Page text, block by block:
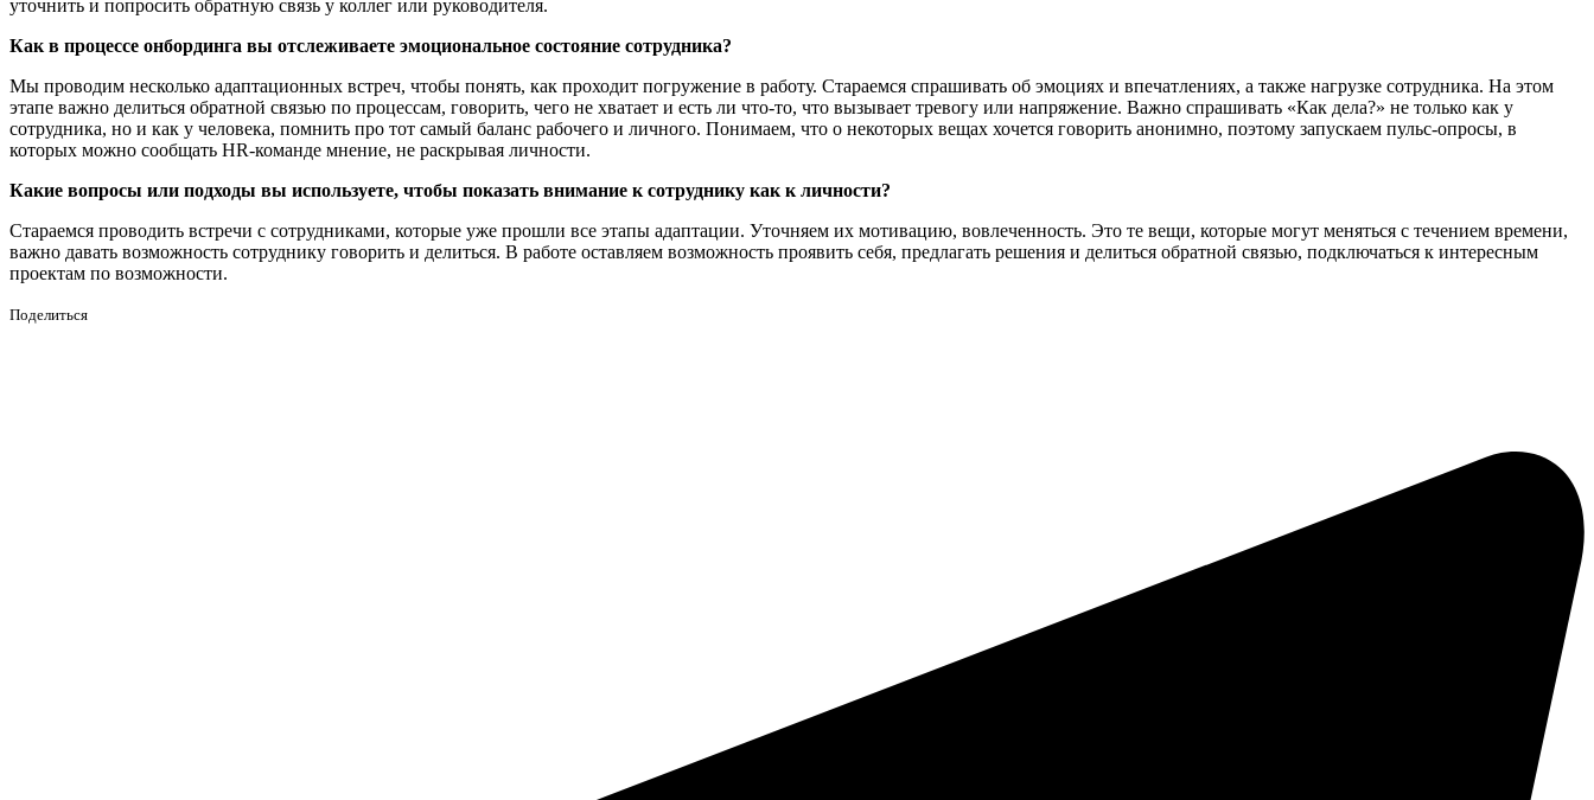
уточнить и попросить обратную связь у коллег или руководителя.
Как в процессе онбординга вы отслеживаете эмоциональное состояние сотрудника?
Мы проводим несколько адаптационных встреч, чтобы понять, как проходит погружение в работу. Стараемся спрашивать об эмоциях и впечатлениях, а также нагрузке сотрудника. На этом
этапе важно делиться обратной связью по процессам, говорить, чего не хватает и есть ли что-то, что вызывает тревогу или напряжение. Важно спрашивать «Как дела?» не только как у
сотрудника, но и как у человека, помнить про тот самый баланс рабочего и личного. Понимаем, что о некоторых вещах хочется говорить анонимно, поэтому запускаем пульс-опросы, в
которых можно сообщать HR-команде мнение, не раскрывая личности.
Какие вопросы или подходы вы используете, чтобы показать внимание к сотруднику как к личности?
Стараемся проводить встречи с сотрудниками, которые уже прошли все этапы адаптации. Уточняем их мотивацию, вовлеченность. Это те вещи, которые могут меняться с течением времени,
важно давать возможность сотруднику говорить и делиться. В работе оставляем возможность проявить себя, предлагать решения и делиться обратной связью, подключаться к интересным
проектам по возможности.
Поделиться